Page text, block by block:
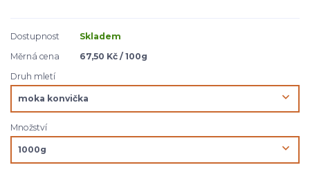
Dostupnost
Skladem
Měrná cena
67,50 Kč / 100g
Druh mletí
Množství